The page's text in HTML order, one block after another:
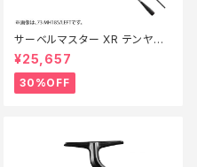
サーベルマスター XR テンヤ
73MH 185R【特価ロッド】【30】
¥25,657
30%OFF